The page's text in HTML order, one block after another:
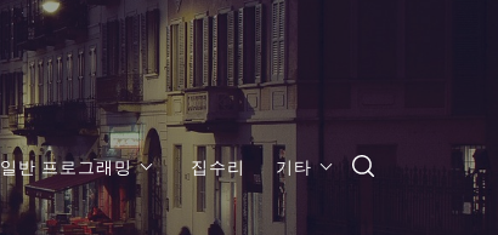
일반 프로그래밍 집수리 기타